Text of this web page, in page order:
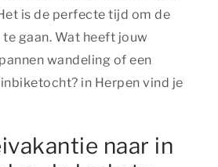
is de perfecte tijd om de
gaan. Wat heeft jouw
wandeling of een
in Herpen vind je
naar in